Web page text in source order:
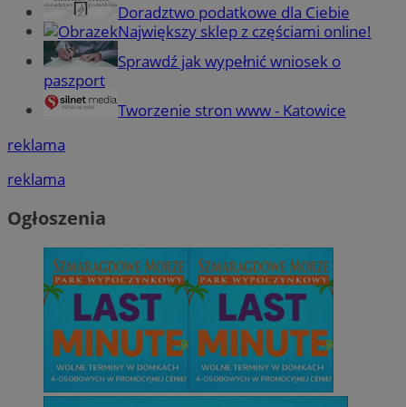
Doradztwo podatkowe dla Ciebie
Największy sklep z częściami online!
Sprawdź jak wypełnić wniosek o
paszport
Tworzenie stron www - Katowice
reklama
reklama
Ogłoszenia